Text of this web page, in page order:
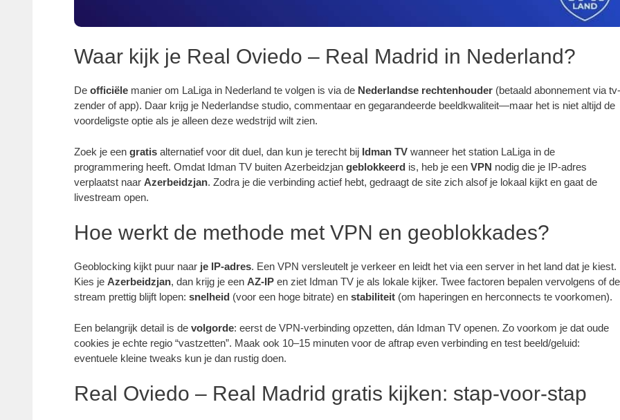
Waar kijk je Real Oviedo – Real Madrid in Nederland?
De officiële manier om LaLiga in Nederland te volgen is via de Nederlandse rechtenhouder (betaald abonnement via tv-
zender of app). Daar krijg je Nederlandse studio, commentaar en gegarandeerde beeldkwaliteit—maar het is niet altijd de
voordeligste optie als je alleen deze wedstrijd wilt zien.
Zoek je een gratis alternatief voor dit duel, dan kun je terecht bij Idman TV wanneer het station LaLiga in de
programmering heeft. Omdat Idman TV buiten Azerbeidzjan geblokkeerd is, heb je een VPN nodig die je IP-adres
verplaatst naar Azerbeidzjan. Zodra je die verbinding actief hebt, gedraagt de site zich alsof je lokaal kijkt en gaat de
livestream open.
Hoe werkt de methode met VPN en geoblokkades?
Geoblocking kijkt puur naar je IP-adres. Een VPN versleutelt je verkeer en leidt het via een server in het land dat je kiest.
Kies je Azerbeidzjan, dan krijg je een AZ-IP en ziet Idman TV je als lokale kijker. Twee factoren bepalen vervolgens of de
stream prettig blijft lopen: snelheid (voor een hoge bitrate) en stabiliteit (om haperingen en herconnects te voorkomen).
Een belangrijk detail is de volgorde: eerst de VPN-verbinding opzetten, dán Idman TV openen. Zo voorkom je dat oude
cookies je echte regio “vastzetten”. Maak ook 10–15 minuten voor de aftrap even verbinding en test beeld/geluid:
eventuele kleine tweaks kun je dan rustig doen.
Real Oviedo – Real Madrid gratis kijken: stap-voor-stap